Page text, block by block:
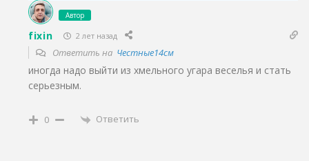
Автор
fixin 2 лет назад
Ответить на Честные14см
иногда надо выйти из хмельного угара веселья и стать
серьезным.
0 Ответить